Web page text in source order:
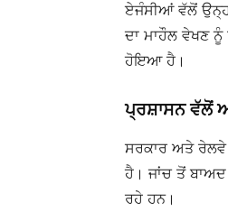
ਏਜੰਸੀਆਂ ਵੱਲੋਂ
ਦਾ ਮਾਹੌਲ ਵੇਖਣ
ਹੋਇਆ ਹੈ।
ਪ੍ਰਸ਼ਾਸਨ ਵੱਲੋਂ
ਸਰਕਾਰ ਅਤੇ ਰੇਲਵੇ
ਹੈ। ਜਾਂਚ ਤੋਂ ਬਾਅਦ
ਰਹੇ ਹਨ।